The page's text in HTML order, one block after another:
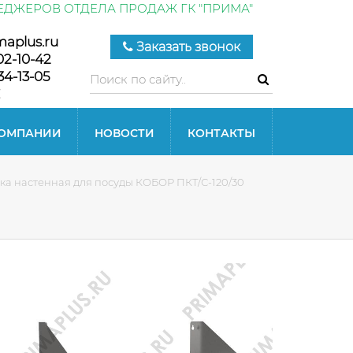
ОТДЕЛА ПРОДАЖ ГК "ПРИМА"
10-42
13-05
Заказать звонок
НОВОСТИ КОНТАКТЫ
настенная для посуды КОБОР ПКТ/С-120/30